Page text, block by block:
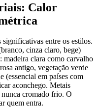
Calor
entre os estilos.
cinza claro, bege)
madeira clara como carvalho
antigo, vegetação verde
(essencial em países com
aconchego. Metais
cromado frio. O
quem entra.